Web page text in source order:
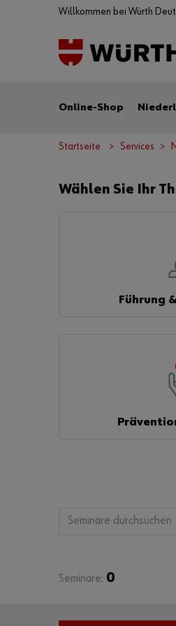
Willkommen bei Würth
Online-Shop
Startseite Services
Wählen Sie Ihr
Führung
Seminare: 0